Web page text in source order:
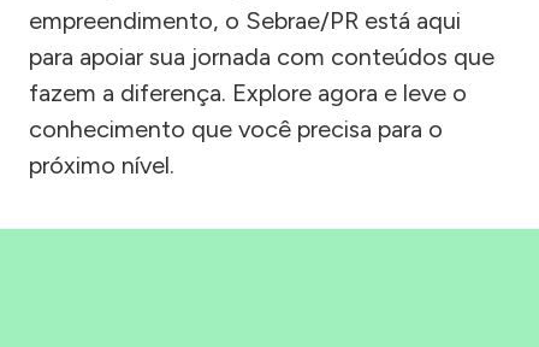
empreendimento, o Sebrae/PR está aqui
para apoiar sua jornada com conteúdos que
fazem a diferença. Explore agora e leve o
conhecimento que você precisa para o
próximo nível.